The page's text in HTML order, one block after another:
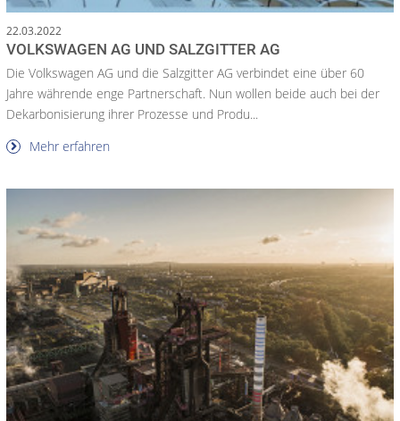
22.03.2022
VOLKSWAGEN AG UND SALZGITTER AG
Die Volkswagen AG und die Salzgitter AG verbindet eine über 60
Jahre währende enge Partnerschaft. Nun wollen beide auch bei der
Dekarbonisierung ihrer Prozesse und Produ...
Mehr erfahren